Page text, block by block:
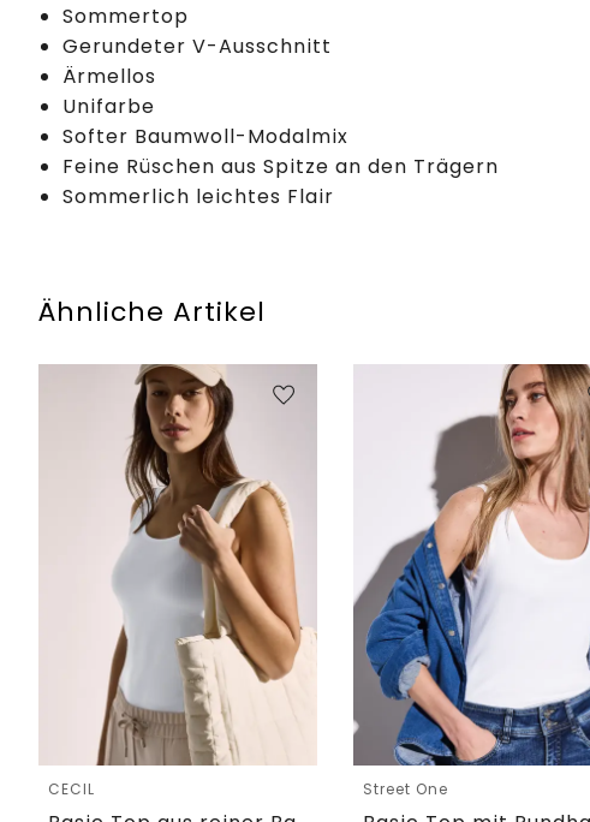
Sommertop
Gerundeter V-Ausschnitt
Ärmellos
Unifarbe
Softer Baumwoll-Modalmix
Feine Rüschen aus Spitze an den Trägern
Sommerlich leichtes Flair
Ähnliche Artikel
CECIL Street One